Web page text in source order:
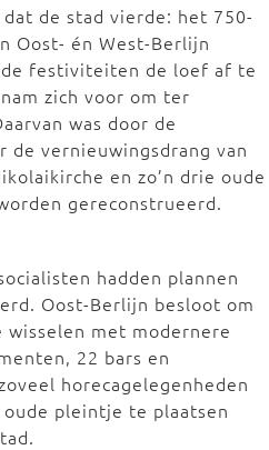
de stad vierde: het 750-
Oost- én West-Berlijn
festiviteiten de loef af te
zich voor om ter
was door de
de vernieuwingsdrang van
en zo’n drie oude
gereconstrueerd.
hadden plannen
Oost-Berlijn besloot om
met modernere
22 bars en
horecagelegenheden
pleintje te plaatsen